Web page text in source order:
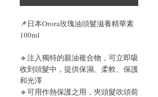
📌 日本Orora玫瑰油頭髮滋養精華素
100ml
🔹注入獨特的親油複合物，可立即吸
收到頭髮中，提供保濕、柔軟、保護
和光澤
🔹可用作熱保護之用，夾頭髮吹頭前